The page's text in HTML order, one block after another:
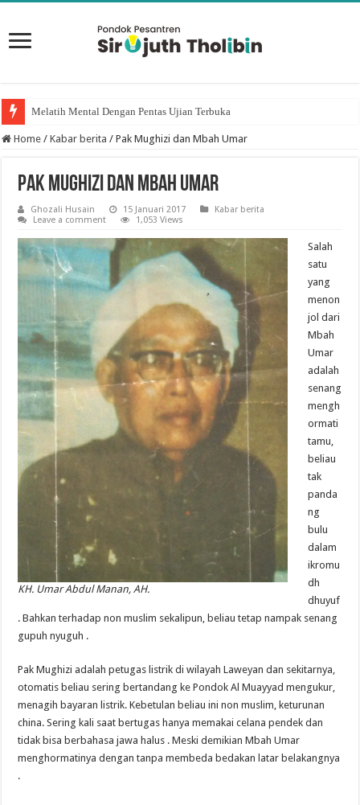
Melatih Mental Dengan Pentas Ujian Terbuka
Keutamaan puasa Sembilan Hari Pertama Bulan Dzulhijjah
Home / Kabar berita / Pak Mughizi dan Mbah Umar
Pak Mughizi dan Mbah Umar
Ghozali Husain 15 Januari 2017
Kabar berita
Leave a comment
1,053 Views
KH. Umar Abdul Manan, AH.
Salah
satu
yang
menon
jol dari
Mbah
Umar
adalah
senang
mengh
ormati
tamu,
beliau
tak
panda
ng
bulu
dalam
ikromu
dh
dhuyuf
. Bahkan terhadap non muslim sekalipun, beliau tetap nampak senang
gupuh nyuguh .
Pak Mughizi adalah petugas listrik di wilayah Laweyan dan sekitarnya,
otomatis beliau sering bertandang ke Pondok Al Muayyad mengukur,
menagih bayaran listrik. Kebetulan beliau ini non muslim, keturunan
china. Sering kali saat bertugas hanya memakai celana pendek dan
tidak bisa berbahasa jawa halus . Meski demikian Mbah Umar
menghormatinya dengan tanpa membeda bedakan latar belakangnya
.